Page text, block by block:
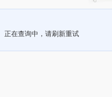
正在查询中，请刷新重试